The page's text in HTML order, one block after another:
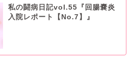
私の闘病日記vol.55『回腸嚢炎
入院レポート【No.7】』